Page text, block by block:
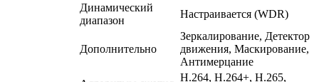
Динамический
диапазон
Настраивается (WDR)
Дополнительно
Зеркалирование, Детектор
движения, Маскирование,
Антимерцание
H.264, H.264+, H.265,